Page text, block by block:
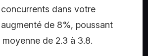
dans votre
de 8%, poussant
de 2.3 à 3.8.